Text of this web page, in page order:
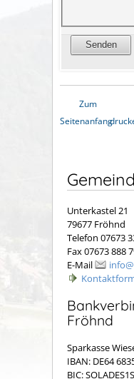
Zum
Seitenanfang
Unterkastel 21
79677 Fröhnd
Telefon 07673
Fax 07673 888
E-Mail
Fröhnd
Sparkasse
IBAN: DE64
BIC: